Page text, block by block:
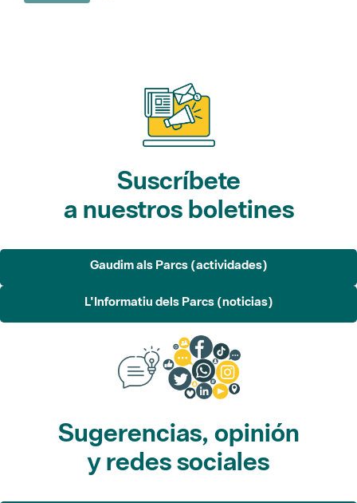
Suscríbete
a nuestros boletines
Gaudim als Parcs (actividades)
L'Informatiu dels Parcs (noticias)
Sugerencias, opinión
y redes sociales